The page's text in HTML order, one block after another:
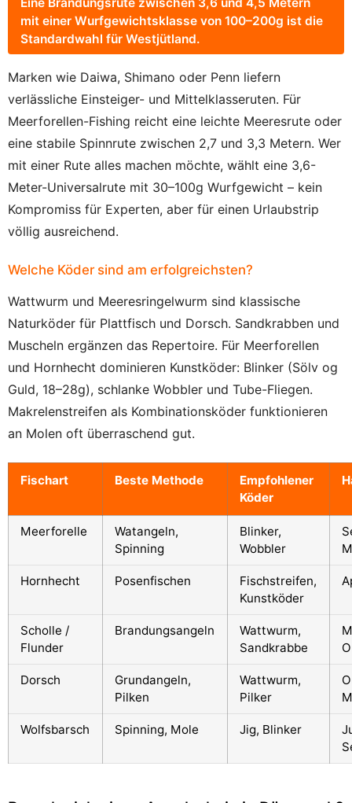
mit einer Wurfgewichtsklasse von 100–200g ist die
Standardwahl für Westjütland.
Marken wie Daiwa, Shimano oder Penn liefern
verlässliche Einsteiger- und Mittelklasseruten. Für
Meerforellen-Fishing reicht eine leichte Meeresrute oder
eine stabile Spinnrute zwischen 2,7 und 3,3 Metern. Wer
mit einer Rute alles machen möchte, wählt eine 3,6-
Meter-Universalrute mit 30–100g Wurfgewicht – kein
Kompromiss für Experten, aber für einen Urlaubstrip
völlig ausreichend.
Welche Köder sind am erfolgreichsten?
Wattwurm und Meeresringelwurm sind klassische
Naturköder für Plattfisch und Dorsch. Sandkrabben und
Muscheln ergänzen das Repertoire. Für Meerforellen
und Hornhecht dominieren Kunstköder: Blinker (Sölv og
Guld, 18–28g), schlanke Wobbler und Tube-Fliegen.
Makrelenstreifen als Kombinationsköder funktionieren
an Molen oft überraschend gut.
Fischart Beste Methode
Empfohlener
Köder
Meerforelle
Watangeln,
Spinning
Blinker,
Wobbler
Hornhecht Posenfischen
Fischstreifen,
Kunstköder
Scholle /
Flunder
Brandungsangeln
Wattwurm,
Sandkrabbe
Dorsch
Grundangeln,
Pilken
Wattwurm,
Pilker
Wolfsbarsch Spinning, Mole Jig, Blinker